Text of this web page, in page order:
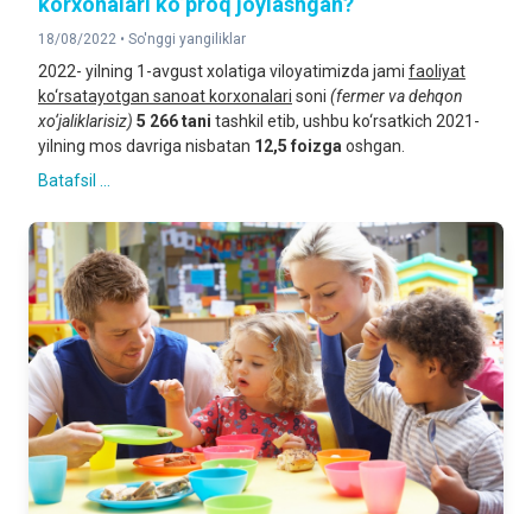
18/08/2022 • So'nggi yangiliklar
2022- yilning 1-avgust xolatiga viloyatimizda jami faoliyat
ko‘rsatayotgan sanoat korxonalari soni (fermer va dehqon
xo‘jaliklarisiz) 5 266tani tashkil etib, ushbu ko‘rsatkich 2021-
yilning mos davriga nisbatan 12,5 foizga oshgan.
Batafsil ...